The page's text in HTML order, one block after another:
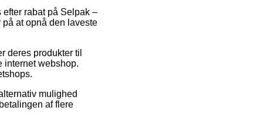
rabat på Selpak –
at opnå den laveste
deres produkter til
internet webshop.
mulighed
af flere